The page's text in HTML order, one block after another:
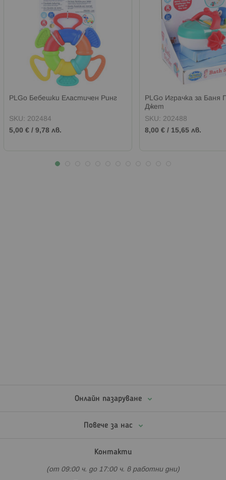
PLGo Бебешки Еластичен Ринг
SKU: 202484
5,00 € / 9,78 лв.
PLGo Играчка за Баня
Джет
SKU: 202488
8,00 € / 15,65 лв.
Онлайн пазаруване
Повече за нас
Контакти
(от 09:00 ч. до 17:00 ч. в работни дни)